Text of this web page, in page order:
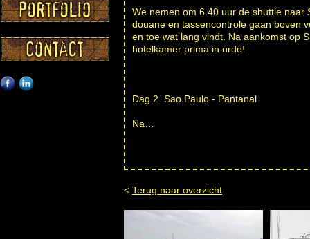
We nemen om 6.40 uur de shuttle naar
douane en tassencontrole gaan boven
en toe wat lang vindt. Na aankomst op
hotelkamer prima in orde!
Dag 2 Sao Paulo - Pantanal
Na…
< Terug naar overzicht